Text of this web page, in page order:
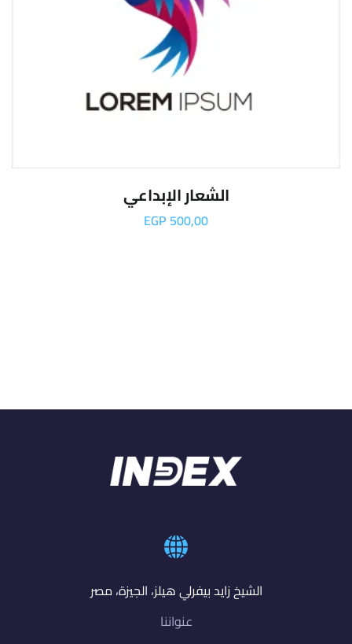
الشعار الإبداعي
EGP 500,00
الشيخ زايد بيفرلي هيلز، الجيزة، مصر
عنواننا